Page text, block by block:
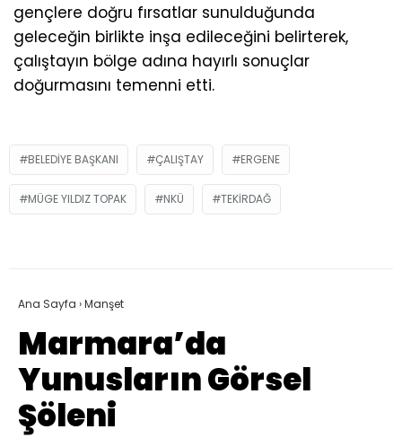
gençlere doğru fırsatlar sunulduğunda
geleceğin birlikte inşa edileceğini belirterek,
çalıştayın bölge adına hayırlı sonuçlar
doğurmasını temenni etti.
BELEDIYE BAŞKANI ÇALIŞTAY ERGENE
MÜGE YILDIZ TOPAK NKÜ TEKIRDAĞ
Ana Sayfa ›Manşet
Marmara’da
Yunusların Görsel
Şöleni